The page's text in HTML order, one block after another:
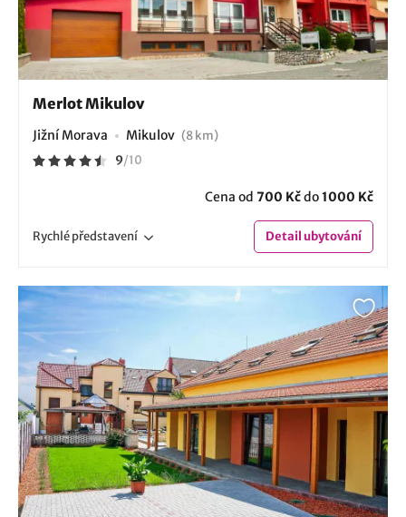
Merlot Mikulov
Jižní Morava Mikulov (8 km)
9/10
Cena od 700 Kčdo1000 Kč
Rychlépředstavení Detailubytování